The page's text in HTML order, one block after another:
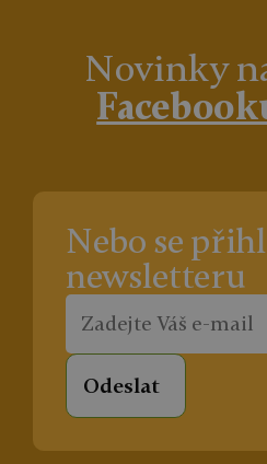
Novinky
Nebo se
newsletteru